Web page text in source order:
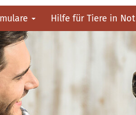
Hilfe für Tiere in Not